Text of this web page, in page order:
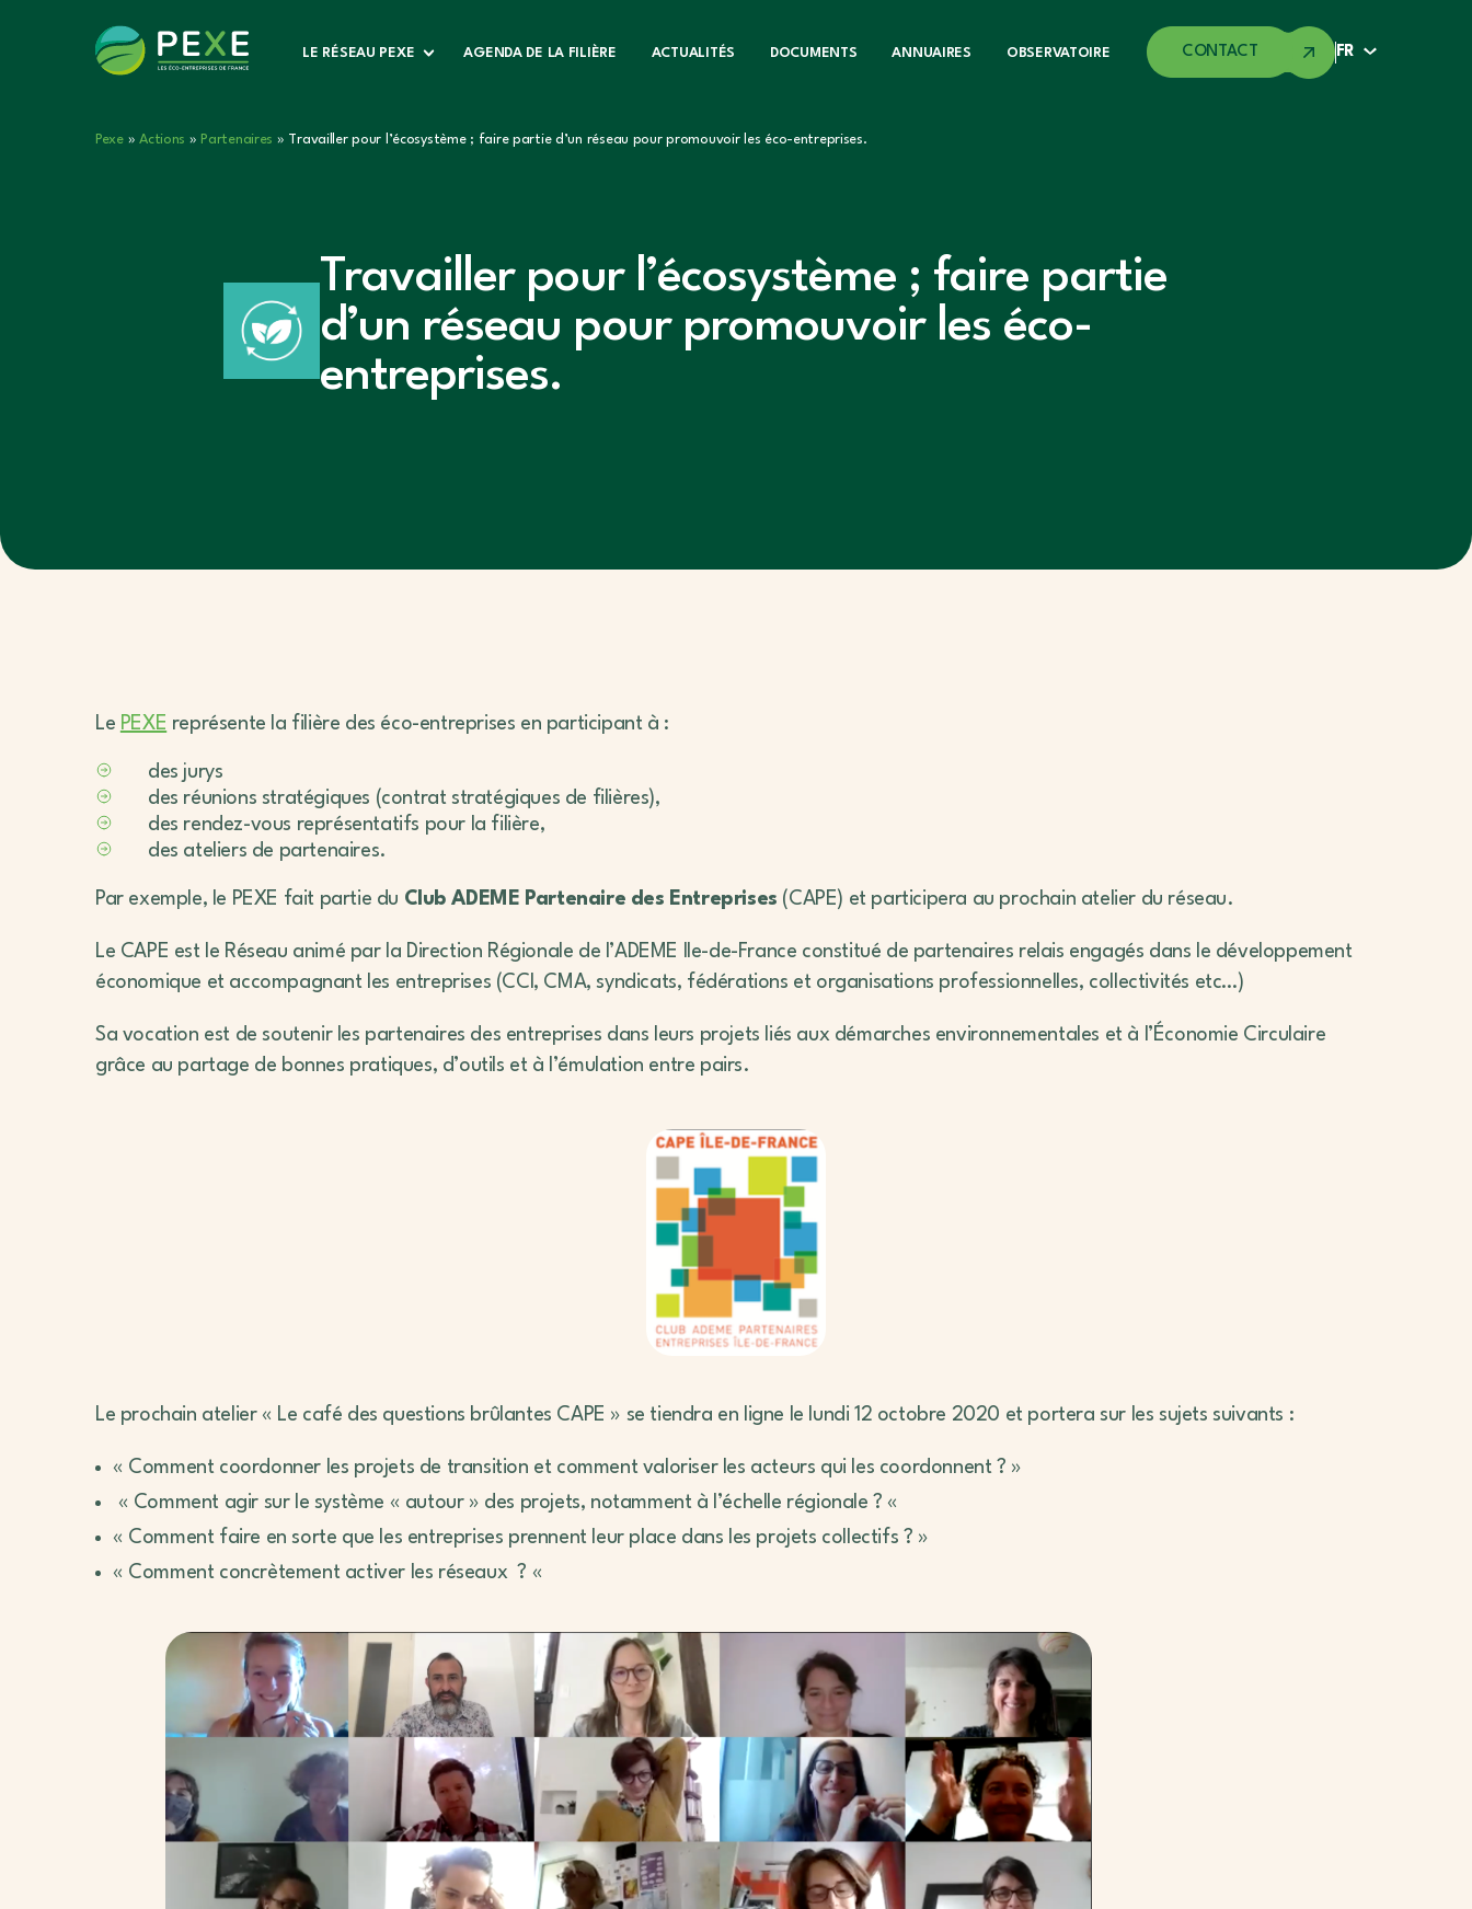
LE RÉSEAU PEXE AGENDA DE LA FILIÈRE ACTUALITÉS DOCUMENTS ANNUAIRES OBSERVATOIRE CONTACT FR
Pexe»Actions » Partenaires » Travailler pour l’écosystème ; faire partie d’un réseau pour promouvoir les éco-entreprises.
Travailler pour l’écosystème ; faire partie
d’un réseau pour promouvoir les éco-
entreprises.
Le PEXE représente la filière des éco-entreprises en participant à :
des jurys
des réunions stratégiques (contrat stratégiques de filières),
des rendez-vous représentatifs pour la filière,
des ateliers de partenaires.
Par exemple, le PEXE fait partie du Club ADEME Partenaire des Entreprises (CAPE) et participera au prochain atelier du réseau.
Le CAPE est le Réseau animé par la Direction Régionale de l’ADEME Ile-de-France constitué de partenaires relais engagés dans le développement
économique et accompagnant les entreprises (CCI, CMA, syndicats, fédérations et organisations professionnelles, collectivités etc…)
Sa vocation est de soutenir les partenaires des entreprises dans leurs projets liés aux démarches environnementales et à l’Économie Circulaire
grâce au partage de bonnes pratiques, d’outils et à l’émulation entre pairs.
Le prochain atelier « Le café des questions brûlantes CAPE » se tiendra en ligne le lundi 12 octobre 2020 et portera sur les sujets suivants :
« Comment coordonner les projets de transition et comment valoriser les acteurs qui les coordonnent ? »
« Comment agir sur le système « autour » des projets, notamment à l’échelle régionale ? «
« Comment faire en sorte que les entreprises prennent leur place dans les projets collectifs ? »
« Comment concrètement activer les réseaux ? «